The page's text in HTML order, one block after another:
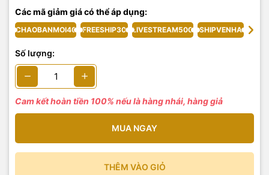
Các mã giảm giá có thể áp dụng:
CHAOBANMOI40 FREESHIP30 LIVESTREAM500 SHIPVENHA
Số lượng:
Cam kết hoàn tiền 100% nếu là hàng nhái, hàng giả
MUA NGAY
THÊM VÀO GIỎ